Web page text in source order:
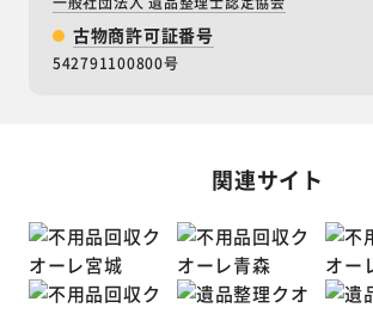
古物商許可証番号
542791100800号
関連サイト